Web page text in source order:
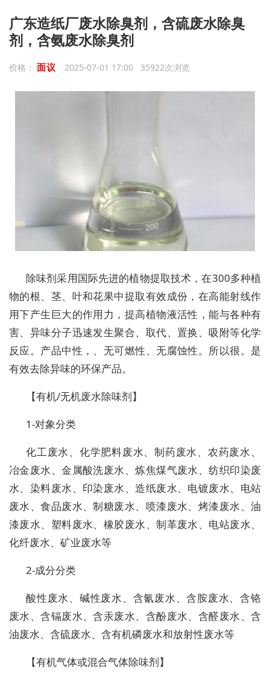
广东造纸厂废水除臭剂，含硫废水除臭
剂，含氨废水除臭剂
价格： 面议 2025-07-01 17:00 35922次浏览
除味剂采用国际先进的植物提取技术，在300多种植
物的根、茎、叶和花果中提取有效成份，在高能射线作
用下产生巨大的作用力，提高植物液活性，能与各种有
害、异味分子迅速发生聚合、取代、置换、吸附等化学
反应。产品中性，、无可燃性、无腐蚀性。所以很。是
有效去除异味的环保产品。
【有机/无机废水除味剂】
1-对象分类
化工废水、化学肥料废水、制药废水、农药废水、
冶金废水、金属酸洗废水、炼焦煤气废水、纺织印染废
水、染料废水、印染废水、造纸废水、电镀废水、电站
废水、食品废水、制糖废水、喷漆废水、烤漆废水、油
漆废水、塑料废水、橡胶废水、制革废水、电站废水、
化纤废水、矿业废水等
2-成分分类
酸性废水、碱性废水、含氰废水、含胺废水、含铬
废水、含镉废水、含汞废水、含酚废水、含醛废水、含
油废水、含硫废水、含有机磷废水和放射性废水等
【有机气体或混合气体除味剂】